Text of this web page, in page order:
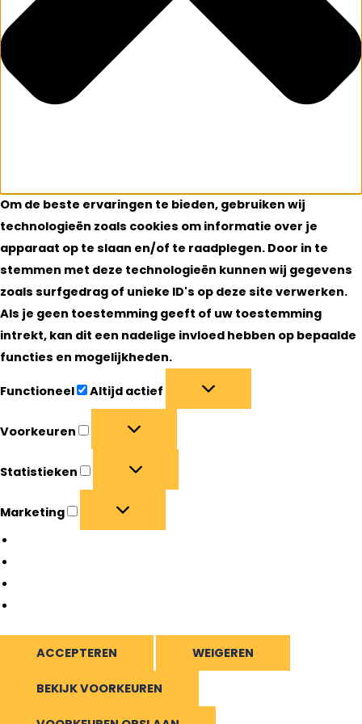
Om de beste ervaringen te bieden, gebruiken wij
technologieën zoals cookies om informatie over je
apparaat op te slaan en/of te raadplegen. Door in te
stemmen met deze technologieën kunnen wij gegevens
zoals surfgedrag of unieke ID's op deze site verwerken.
Als je geen toestemming geeft of uw toestemming
intrekt, kan dit een nadelige invloed hebben op bepaalde
functies en mogelijkheden.
Functioneel Altijd actief
Voorkeuren
Statistieken
Marketing
ACCEPTEREN WEIGEREN
BEKIJK VOORKEUREN